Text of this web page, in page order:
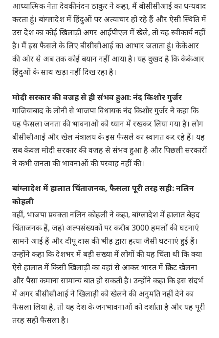
आध्यात्मिक नेता देवकीनंदन ठाकुर ने कहा, मैं बीसीसीआई का धन्यवाद
करता हूं। बांग्लादेश में हिंदुओं पर अत्याचार हो रहे हैं और ऐसी स्थिति में
उस देश का कोई खिलाड़ी अगर आईपीएल में खेले, तो यह स्वीकार्य नहीं
है। मैं इस फैसले के लिए बीसीसीआई का आभार जताता हूं। केकेआर
की ओर से अब तक कोई बयान नहीं आया है। यह दुखद है कि केकेआर
हिंदुओं के साथ खड़ा नहीं दिख रहा है।
मोदी सरकार की वजह से ही संभव हुआ: नंद किशोर गुर्जर
गाजियाबाद के लोनी से भाजपा विधायक नंद किशोर गुर्जर ने कहा कि
यह फैसला जनता की भावनाओं को ध्यान में रखकर लिया गया है। लोग
बीसीसीआई और खेल मंत्रालय के इस फैसले का स्वागत कर रहे हैं। यह
सब केवल मोदी सरकार की वजह से संभव हुआ है और पिछली सरकारों
ने कभी जनता की भावनाओं की परवाह नहीं की।
बांग्लादेश में हालात चिंताजनक, फैसला पूरी तरह सही: नलिन
कोहली
वहीं, भाजपा प्रवक्ता नलिन कोहली ने कहा, बांग्लादेश में हालात बेहद
चिंताजनक हैं, जहां अल्पसंख्यकों पर करीब 3000 हमलों की घटनाएं
सामने आई हैं और दीपू दास की भीड़ द्वारा हत्या जैसी घटनाएं हुई हैं।
उन्होंने कहा कि देशभर में बड़ी संख्या में लोगों की यह चिंता थी कि क्या
ऐसे हालात में किसी खिलाड़ी का वहां से आकर भारत में क्रिकेट खेलना
और पैसा कमाना सामान्य बात हो सकती है। उन्होंने कहा कि इस संदर्भ
में अगर बीसीसीआई ने खिलाड़ी को खेलने की अनुमति नहीं देने का
फैसला लिया है, तो यह देश के जनभावनाओं को दर्शाता है और यह पूरी
तरह सही फैसला है।